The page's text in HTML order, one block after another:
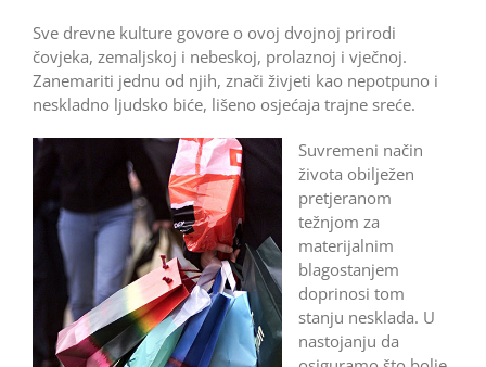
Sve drevne kulture govore o ovoj dvojnoj prirodi
čovjeka, zemaljskoj i nebeskoj, prolaznoj i vječnoj.
Zanemariti jednu od njih, znači živjeti kao nepotpuno i
neskladno ljudsko biće, lišeno osjećaja trajne sreće.
Suvremeni način
života obilježen
pretjeranom
težnjom za
materijalnim
blagostanjem
doprinosi tom
stanju nesklada. U
nastojanju da